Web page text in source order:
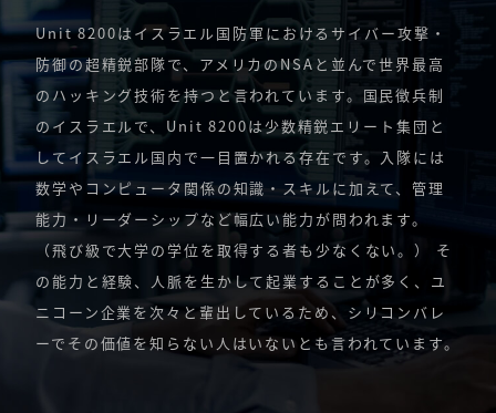
Unit 8200はイスラエル国防軍におけるサイバー攻撃・
防御の超精鋭部隊で、アメリカのNSAと並んで世界最高
のハッキング技術を持つと言われています。国民徴兵制
のイスラエルで、Unit 8200は少数精鋭エリート集団と
してイスラエル国内で一目置かれる存在です。入隊には
数学やコンピュータ関係の知識・スキルに加えて、管理
能力・リーダーシップなど幅広い能力が問われます。
（飛び級で大学の学位を取得する者も少なくない。） そ
の能力と経験、人脈を生かして起業することが多く、ユ
ニコーン企業を次々と輩出しているため、シリコンバレ
ーでその価値を知らない人はいないとも言われています。